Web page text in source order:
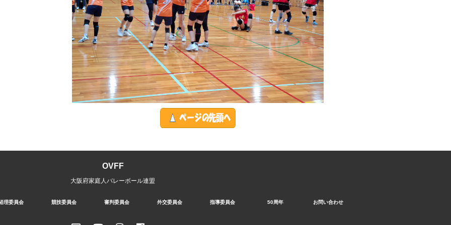
OVFF
大阪府家庭人バレーボール連盟
理委員会 競技委員会 審判委員会 外交委員会 指導委員会 50周年 お問い合わせ